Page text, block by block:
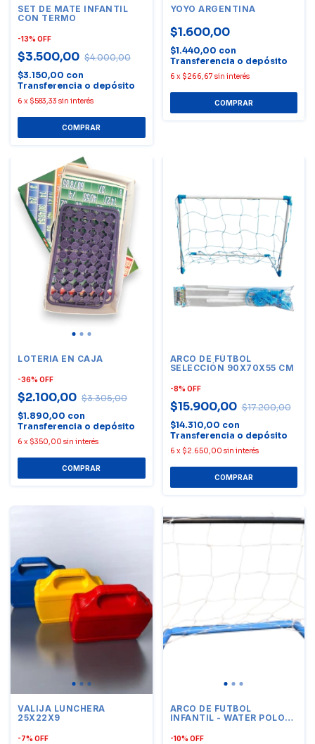
SET DE MATE INFANTIL
CON TERMO
-13% OFF
$3.500,00 $4.000,00
$3.150,00 con
Transferencia o depósito
6 x $583,33 sin interés
YOYO ARGENTINA
$1.600,00
$1.440,00 con
Transferencia o depósito
6 x $266,67 sin interés
LOTERIA EN CAJA
-36% OFF
$2.100,00 $3.305,00
$1.890,00 con
Transferencia o depósito
6 x $350,00 sin interés
ARCO DE FÚTBOL
SELECCIÓN 90X70X55 CM
-8% OFF
$15.900,00 $17.200,00
$14.310,00 con
Transferencia o depósito
6 x $2.650,00 sin interés
VALIJA LUNCHERA
25X22X9
-7% OFF
ARCO DE FUTBOL
INFANTIL - WATER POLO
-10% OFF